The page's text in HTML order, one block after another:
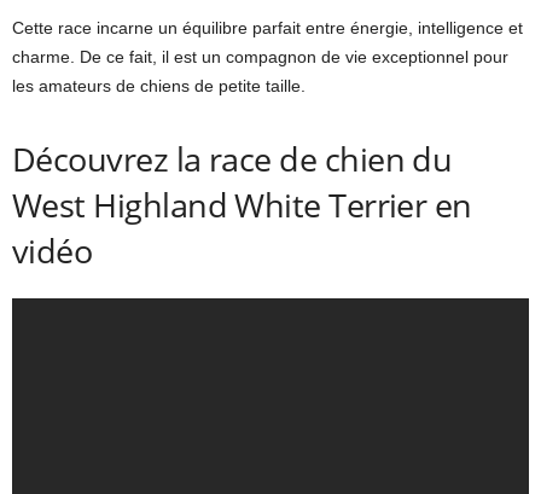
Cette race incarne un équilibre parfait entre énergie, intelligence et
charme. De ce fait, il est un compagnon de vie exceptionnel pour
les amateurs de chiens de petite taille.
Découvrez la race de chien du
West Highland White Terrier en
vidéo